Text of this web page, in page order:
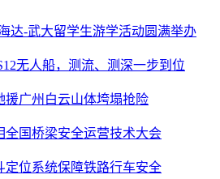
达-武大留学生游学活动圆满举办
无人船，测流、测深一步到位
援广州白云山体垮塌抢险
全国桥梁安全运营技术大会
定位系统保障铁路行车安全